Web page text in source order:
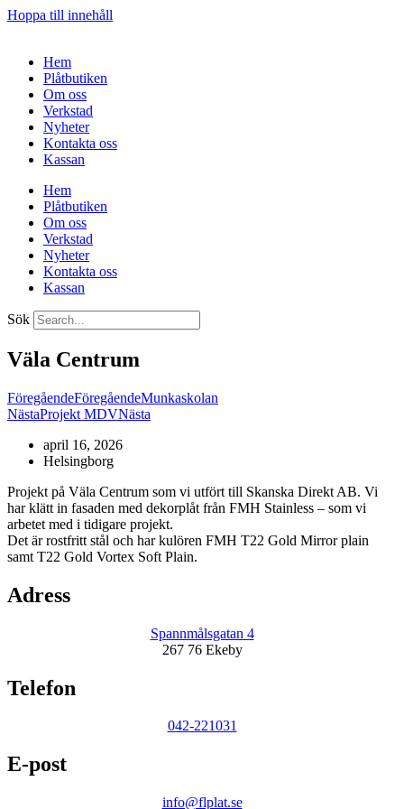
Hoppa till innehåll
Hem
Plåtbutiken
Om oss
Verkstad
Nyheter
Kontakta oss
Kassan
Hem
Plåtbutiken
Om oss
Verkstad
Nyheter
Kontakta oss
Kassan
Sök
Väla Centrum
FöregåendeFöregåendeMunkaskolan
NästaProjekt MDVNästa
april 16, 2026
Helsingborg
Projekt på Väla Centrum som vi utfört till Skanska Direkt AB. Vi
har klätt in fasaden med dekorplåt från FMH Stainless – som vi
arbetet med i tidigare projekt.
Det är rostfritt stål och har kulören FMH T22 Gold Mirror plain
samt T22 Gold Vortex Soft Plain.
Adress
Spannmålsgatan 4
267 76 Ekeby
Telefon
042-221031
E-post
info@flplat.se